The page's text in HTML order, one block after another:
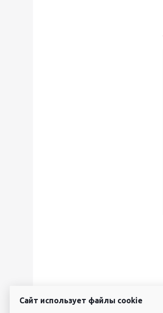
Сайт использует файлы cookie